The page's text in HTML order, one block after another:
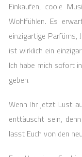
Einkaufen, coole
Wohlfühlen. Es
einzigartige Parfüms,
ist wirklich ein
Ich habe mich sofort
geben.
Wenn Ihr jetzt Lust
enttäuscht sein, denn
lasst Euch von den